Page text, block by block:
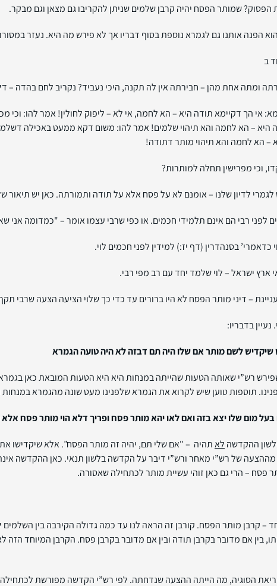
הפסוק? שמותר הפסח יהיה קרבן שלמים שניתן להקריבו גם מצאן וגם מבקר.
הפנה אותנו גם לגמרא נוספת בסוף דבריו אך לא פירש מה היא. נעזר
ב
ומתה אחת מהן – חבירתה אין לה תקנה, היכי נעביד? נקריב לחם
אי הך דקיימא תודה היא – הא לחמה, אי לא – ליפוק לחולין! אמר להו: וכי
היא – הא לחמה והא תיהוי שלמים! אמר להו: משום דקא ממעט באכילה
– הא לחמה והא תיהוי מותר דתודה!
וכי מפרישין תחלה למותרות?
לדיון שלנו – אומנם לא על פסח אלא על תודה ותמורתה. כאן יש תיאור של
רבי הם אינם תלמידי חכמים. או כפי שרבי עצמו אומר – "כמדומה אני
כדאמרי’ בסנהדרין (דף יז:) למידין לפני חכמים לוי.
ארץ ישראל – לוי שלמד יחד עם רב מפי רבי.
– דיני מותר הפסח לא היו ברורים עד כדי כך שלוי הציעה הצעה שרבי
בדבריו:
שיקדיש לשם מותר אם שלו היה תם דבזה לא היה טועה הגמרא
רש”י שאותה הטעות שהייתה במנחות היא היא הטעות המובאת כאן
תוספות טוען שיש לקרוא את הגמרא שלפנינו מעט שונה מהגמרא במנחות
מום שלו יצא בזה ואם לאו יהא מותר פסח ופריך דלא הוי מותר פסח
ההקדשה לאתהיה – "אם שלי תם, יהיה זה מותר הפסח”. אלא שיקדישו
של רש”י מאחר ורש”י דיבר על הקדשה בלשון תנאי. כאן ההקדשה
פסח – הרי גם כאן זוהי עשיית מותר לכתחילה שאסורה.
– קרבן מותר הפסח. קורבן זה הראה לנו עד כמה גדולה הקירבה בין
בין אם מדובר בקרבן תודה ובין אם מדובר בקרבן פסח. הקרבן המיוחד הזה
הסוגיה, מה הייתה ההצעה שנדחתה. לפי רש”י הקדשה מפורשת